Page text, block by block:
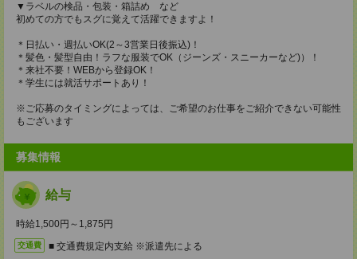
▼ラベルの検品・包装・箱詰め など
初めての方でもスグに覚えて活躍できますよ！
＊日払い・週払いOK(2～3営業日後振込)！
＊髪色・髪型自由！ラフな服装でOK（ジーンズ・スニーカーなど)）！
＊来社不要！WEBから登録OK！
＊学生には就活サポートあり！
※ご応募のタイミングによっては、ご希望のお仕事をご紹介できない可能性
もございます
募集情報
給与
時給1,500円～1,875円
交通費 ■ 交通費規定内支給 ※派遣先による